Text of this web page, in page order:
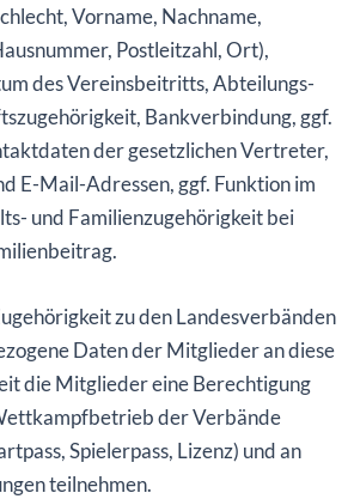
Vorname, Nachname,
Postleitzahl, Ort),
des Vereinsbeitritts, Abteilungs-
Bankverbindung, ggf.
der gesetzlichen Vertreter,
E-Mail-Adressen, ggf. Funktion im
und Familienzugehörigkeit bei
zu den Landesverbänden
Daten der Mitglieder an diese
die Mitglieder eine Berechtigung
der Verbände
Spielerpass, Lizenz) und an
teilnehmen.